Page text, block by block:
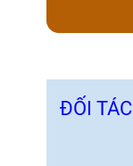
ĐỐI TÁC